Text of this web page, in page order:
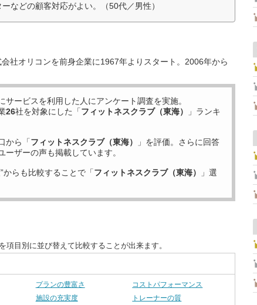
などの顧客対応がよい。（50代／男性）
社オリコンを前身企業に1967年よりスタート。2006年から
サービスを利用した 人にアンケート調査を実施。
26社を対象にした「フィットネスクラブ（東海）
」ランキ
から「フィットネスクラブ（東海）
」を評価。さらに回答
ザーの声も掲載しています。
からも比較することで「フィットネスクラブ（東海）
」選
目別に並び替えて比較することが出来ます。
プランの豊富さ
コストパフォーマンス
施設の充実度
トレーナーの質